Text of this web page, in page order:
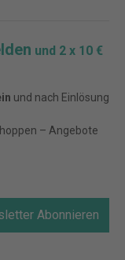
und 2 x 10 €
und nach Einlösung
– Angebote
Abonnieren